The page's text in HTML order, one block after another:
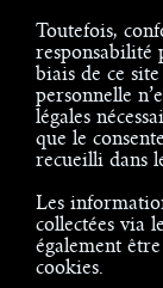
Toutefois,
responsabilité
biais de ce
personnelle
légales
que le
recueilli dans
Les
collectées via
également
cookies.